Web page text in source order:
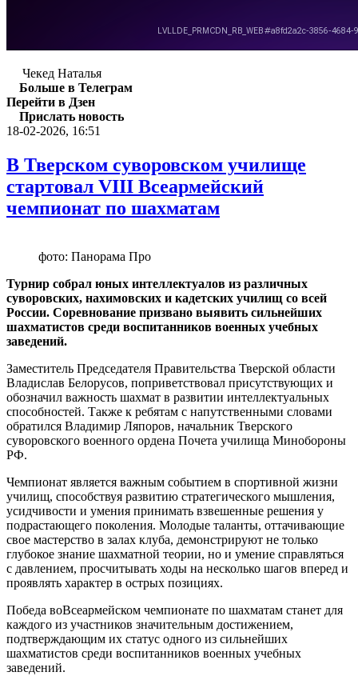
Чекед Наталья
Больше в Телеграм
Перейти в Дзен
Прислать новость
18-02-2026, 16:51
В Тверском суворовском училище
стартовал VIII Всеармейский
чемпионат по шахматам
фото: Панорама Про
Турнир собрал юных интеллектуалов из различных
суворовских, нахимовских и кадетских училищ со всей
России. Соревнование призвано выявить сильнейших
шахматистов среди воспитанников военных учебных
заведений.
Заместитель Председателя Правительства Тверской области
Владислав Белорусов, поприветствовал присутствующих и
обозначил важность шахмат в развитии интеллектуальных
способностей. Также к ребятам с напутственными словами
обратился Владимир Ляпоров, начальник Тверского
суворовского военного ордена Почета училища Минобороны
РФ.
Чемпионат является важным событием в спортивной жизни
училищ, способствуя развитию стратегического мышления,
усидчивости и умения принимать взвешенные решения у
подрастающего поколения. Молодые таланты, оттачивающие
свое мастерство в залах клуба, демонстрируют не только
глубокое знание шахматной теории, но и умение справляться
с давлением, просчитывать ходы на несколько шагов вперед и
проявлять характер в острых позициях.
Победа воВсеармейском чемпионате по шахматам станет для
каждого из участников значительным достижением,
подтверждающим их статус одного из сильнейших
шахматистов среди воспитанников военных учебных
заведений.